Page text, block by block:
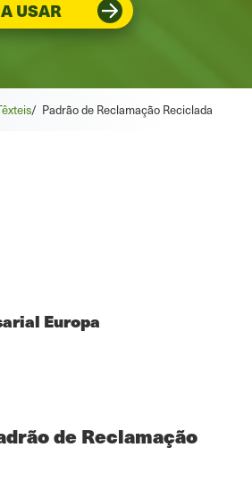
USAR
/ Padrão de Reclamação Reciclada
Europa
de Reclamação